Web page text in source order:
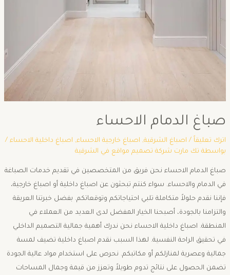
صباغ الدمام الاحساء
اترك تعليقاً / اصباغ الشرقية, اصباغ خارجية الاحساء, اصباغ داخلية الاحساء/
بواسطة تك مارت شركة تصميم مواقع في الشرقية
صباغ الدمام الاحساء نحن فريق من المتخصصين في تقديم خدمات الصباغة
في الدمام والاحساء. سواء كنتم تبحثون عن اصباغ داخلية أو اصباغ خارجية،
فإننا نقدم حلولاً متكاملة تلبي احتياجاتكم وتوقعاتكم. بفضل خبرتنا العريقة
والتزامنا بالجودة، أصبحنا الخيار المفضل لدى العديد من العملاء في
المنطقة. اصباغ داخلية الاحساء نحن ندرك أهمية جمالية التصميم الداخلي
في تحقيق الراحة النفسية. لهذا السبب نقدم اصباغ داخلية تضيف لمسة
جمالية وعصرية لمنازلكم أو مكاتبكم. نحرص على استخدام مواد عالية الجودة
تضمن الحصول على نتائج تدوم طويلاً وتعزز من قيمة وجمال المساحات